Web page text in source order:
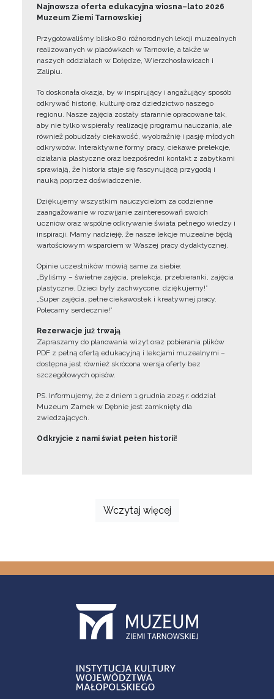
Najnowsza oferta edukacyjna wiosna–lato 2026
Muzeum Ziemi Tarnowskiej
Przygotowaliśmy blisko 80 różnorodnych lekcji muzealnych
realizowanych w placówkach w Tarnowie, a także w
naszych oddziałach w Dołędze, Wierzchosławicach i
Zalipiu.
To doskonała okazja, by w inspirujący i angażujący sposób
odkrywać historię, kulturę oraz dziedzictwo naszego
regionu. Nasze zajęcia zostały starannie opracowane tak,
aby nie tylko wspierały realizację programu nauczania, ale
również pobudzały ciekawość, wyobraźnię i pasję młodych
odkrywców. Interaktywne formy pracy, ciekawe prelekcje,
działania plastyczne oraz bezpośredni kontakt z zabytkami
sprawiają, że historia staje się fascynującą przygodą i
nauką poprzez doświadczenie.
Dziękujemy wszystkim nauczycielom za codzienne
zaangażowanie w rozwijanie zainteresowań swoich
uczniów oraz wspólne odkrywanie świata pełnego wiedzy i
inspiracji. Mamy nadzieję, że nasze lekcje muzealne będą
wartościowym wsparciem w Waszej pracy dydaktycznej.
Opinie uczestników mówią same za siebie:
„Byliśmy – świetne zajęcia, prelekcja, przebieranki, zajęcia
plastyczne. Dzieci były zachwycone, dziękujemy!”
„Super zajęcia, pełne ciekawostek i kreatywnej pracy.
Polecamy serdecznie!”
Rezerwacje już trwają
Zapraszamy do planowania wizyt oraz pobierania plików
PDF z pełną ofertą edukacyjną i lekcjami muzealnymi –
dostępna jest również skrócona wersja oferty bez
szczegółowych opisów.
PS. Informujemy, że z dniem 1 grudnia 2025 r. oddział
Muzeum Zamek w Dębnie jest zamknięty dla
zwiedzających.
Odkryjcie z nami świat pełen historii!
Wczytaj więcej